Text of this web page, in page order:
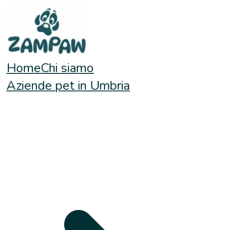
HomeChi siamo
Aziende pet in Umbria